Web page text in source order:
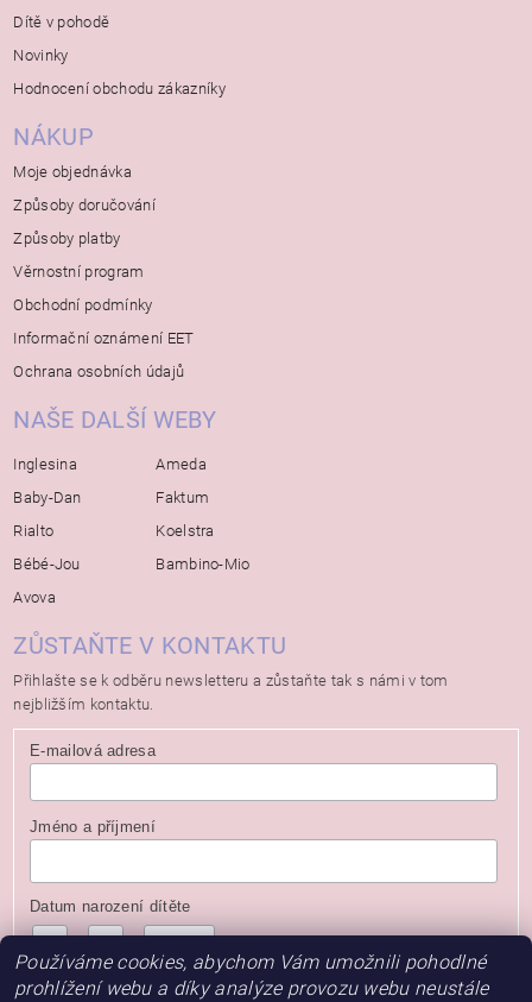
Dítě v pohodě
Novinky
Hodnocení obchodu zákazníky
NÁKUP
Moje objednávka
Způsoby doručování
Způsoby platby
Věrnostní program
Obchodní podmínky
Informační oznámení EET
Ochrana osobních údajů
NAŠE DALŠÍ WEBY
Inglesina
Baby-Dan
Rialto
Bébé-Jou
Avova
Ameda
Faktum
Koelstra
Bambino-Mio
ZŮSTAŇTE V KONTAKTU
Přihlašte se k odběru newsletteru a zůstaňte tak s námi v tom
nejbližším kontaktu.
E-mailová adresa
Jméno a příjmení
Datum narození dítěte
Používáme cookies, abychom Vám umožnili pohodlné
prohlížení webu a díky analýze provozu webu neustále